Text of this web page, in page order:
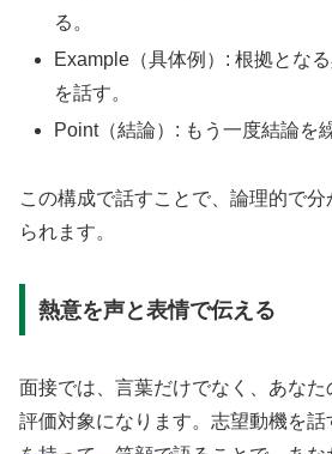
る。
Example（具体例）: 根拠とな
を話す。
Point（結論）: もう一度結論を
この構成で話すことで、論理的で分
られます。
熱意を声と表情で伝える
面接では、言葉だけでなく、あな
評価対象になります。志望動機を話